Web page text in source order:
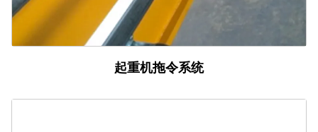
起重机拖令系统